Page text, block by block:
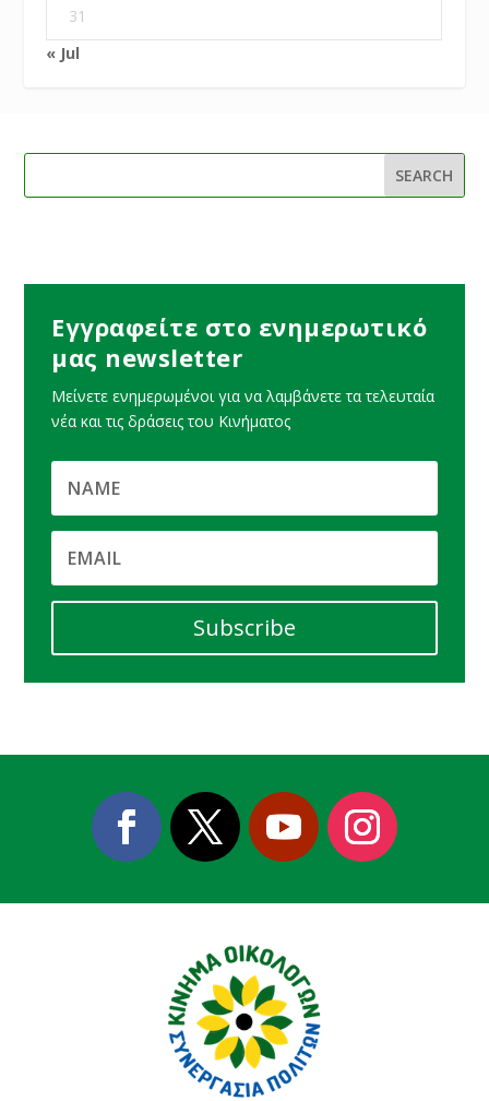
31
« Jul
Εγγραφείτε στο ενημερωτικό
μας newsletter
Μείνετε ενημερωμένοι για να λαμβάνετε τα τελευταία
νέα και τις δράσεις του Κινήματος
Subscribe